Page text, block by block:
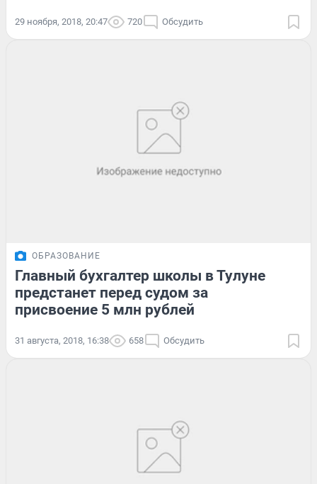
29 ноября, 2018, 20:47 720 Обсудить
ОБРАЗОВАНИЕ
Главный бухгалтер школы в Тулуне
предстанет перед судом за
присвоение 5 млн рублей
31 августа, 2018, 16:38 658 Обсудить